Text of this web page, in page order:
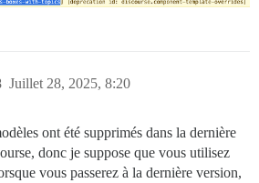
Juillet 28, 2025, 8:20
ont été supprimés dans la dernière
donc je suppose que vous utilisez
vous passerez à la dernière version,